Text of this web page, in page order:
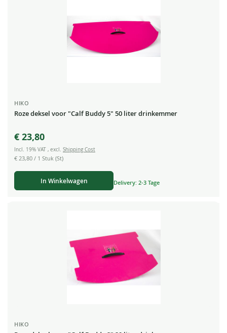
HIKO
Roze deksel voor "Calf Buddy 5" 50 liter drinkemmer
€ 23,80
Incl. 19% VAT , excl. Shipping Cost
€ 23,80 / 1 Stuk (St)
In Winkelwagen Delivery: 2-3 Tage
HIKO